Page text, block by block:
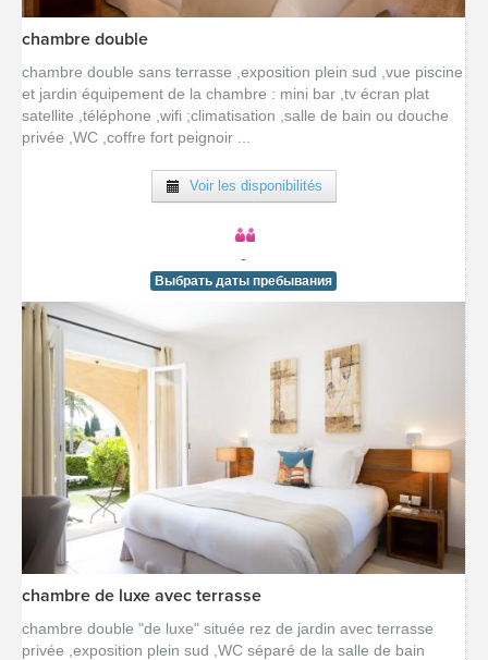
chambre double
chambre double sans terrasse ,exposition plein sud ,vue piscine
et jardin équipement de la chambre : mini bar ,tv écran plat
satellite ,téléphone ,wifi ;climatisation ,salle de bain ou douche
privée ,WC ,coffre fort peignoir ...
Voir les disponibilités
-
Выбрать даты пребывания
[voir la fiche détail]
chambre de luxe avec terrasse
chambre double "de luxe" située rez de jardin avec terrasse
privée ,exposition plein sud ,WC séparé de la salle de bain